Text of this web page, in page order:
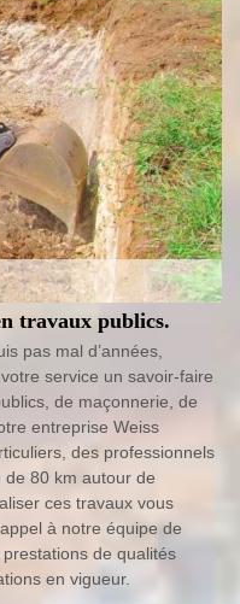
travaux publics.
pas mal d’années,
service un savoir-faire
de maçonnerie, de
entreprise Weiss
des professionnels
80 km autour de
ces travaux vous
à notre équipe de
de qualités
en vigueur.